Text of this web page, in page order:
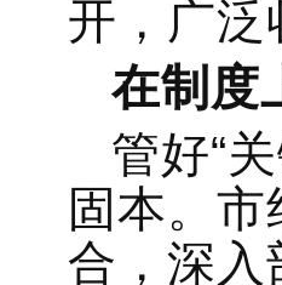
开，广泛
在制度
管好“
固本。市
合，深入